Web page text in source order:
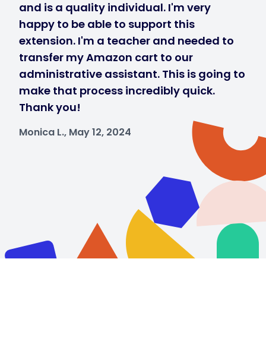
and is a quality individual. I'm very
happy to be able to support this
extension. I'm a teacher and needed to
transfer my Amazon cart to our
administrative assistant. This is going to
make that process incredibly quick.
Thank you!
Monica L., May 12, 2024